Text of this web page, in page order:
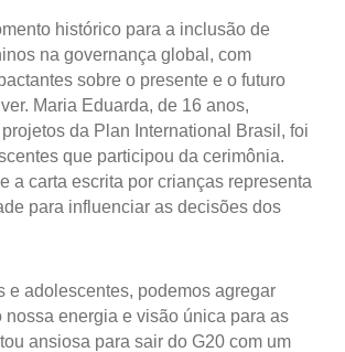
histórico para a inclusão de
na governança global, com
sobre o presente e o futuro
Maria Eduarda, de 16 anos,
da Plan International Brasil, foi
que participou da cerimônia.
a carta escrita por crianças representa
para influenciar as decisões dos
e adolescentes, podemos agregar
nossa energia e visão única para as
ansiosa para sair do G20 com um